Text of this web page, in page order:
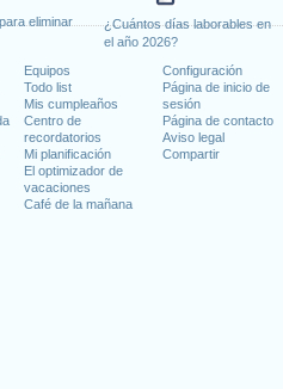
eliminar
¿Cuántos días laborables en
el año 2026?
Equipos
Todo list
Mis cumpleaños
Centro de
recordatorios
Mi planificación
El optimizador de
vacaciones
Café de la mañana
Configuración
Página de inicio de
sesión
Página de contacto
Aviso legal
Compartir